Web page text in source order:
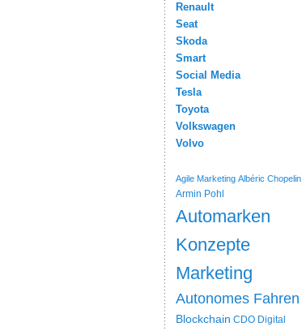
Renault
Seat
Skoda
Smart
Social Media
Tesla
Toyota
Volkswagen
Volvo
Agile Marketing Albéric Chopelin
Armin Pohl
Automarken
Konzepte
Marketing
Autonomes Fahren
Blockchain CDO Digital